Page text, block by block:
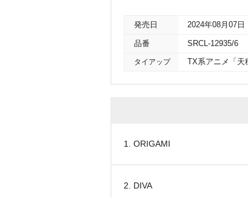
発売日 2024年08月07日
品番 SRCL-12935/6
タイアップ TX系アニメ「
1. ORIGAMI
2. DIVA